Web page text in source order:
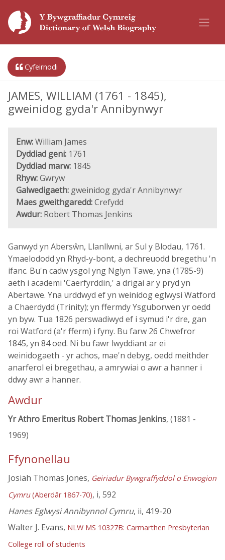
Cyfeirnodi
JAMES, WILLIAM (1761 - 1845),
gweinidog gyda'r Annibynwyr
Enw:William James
Dyddiad geni: 1761
Dyddiad marw: 1845
Rhyw:Gwryw
Galwedigaeth: gweinidog gyda'r Annibynwyr
Maes gweithgaredd:Crefydd
Awdur: Robert Thomas Jenkins
Ganwyd yn Abersŵn, Llanllwni, ar Sul y Blodau, 1761.
Ymaelododd yn Rhyd-y-bont, a dechreuodd bregethu 'n
ifanc. Bu'n cadw ysgol yng Nglyn Tawe, yna (1785-9)
aeth i academi 'Caerfyrddin,' a drigai ar y pryd yn
Abertawe. Yna urddwyd ef yn weinidog eglwysi Watford
a Chaerdydd (Trinity); yn ffermdy Ysguborwen yr oedd
yn byw. Tua 1826 perswadiwyd ef i symud i'r dre, gan
roi Watford (a'r fferm) i fyny. Bu farw 26 Chwefror
1845, yn 84 oed. Ni bu fawr lwyddiant ar ei
weinidogaeth - yr achos, mae'n debyg, oedd meithder
anarferol ei bregethau, a amrywiai o awr a hanner i
ddwy awr a hanner.
Awdur
Yr Athro Emeritus Robert Thomas Jenkins, (1881 -
1969)
Ffynonellau
Josiah Thomas Jones, Geiriadur Bywgraffyddol o Enwogion
Cymru(Aberdâr 1867-70), i, 592
Hanes Eglwysi Annibynnol Cymru, ii, 419-20
Walter J. Evans, NLW MS 10327B: Carmarthen Presbyterian
College roll of students